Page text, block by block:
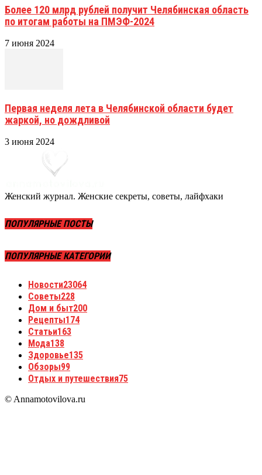
Более 120 млрд рублей получит Челябинская область
по итогам работы на ПМЭФ-2024
7 июня 2024
Первая неделя лета в Челябинской области будет
жаркой, но дождливой
3 июня 2024
Женский журнал. Женские секреты, советы, лайфхаки
ПОПУЛЯРНЫЕ ПОСТЫ
ПОПУЛЯРНЫЕ КАТЕГОРИИ
Новости23064
Советы228
Дом и быт200
Рецепты174
Статьи163
Мода138
Здоровье135
Обзоры99
Отдых и путешествия75
© Annamotovilova.ru